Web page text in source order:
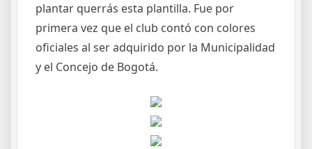
plantar querrás esta plantilla. Fue por
primera vez que el club contó con colores
oficiales al ser adquirido por la Municipalidad
y el Concejo de Bogotá.